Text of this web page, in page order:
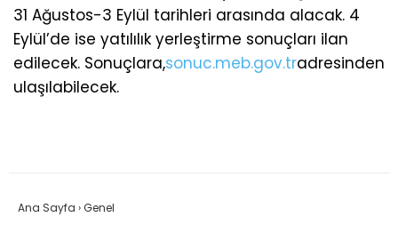
31 Ağustos-3 Eylül tarihleri arasında alacak. 4
Eylül’de ise yatılılık yerleştirme sonuçları ilan
edilecek. Sonuçlara,sonuc.meb.gov.tradresinden
ulaşılabilecek.
Ana Sayfa ›Genel